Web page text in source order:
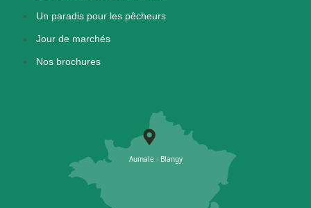
Un paradis pour les pêcheurs
Jour de marchés
Nos brochures